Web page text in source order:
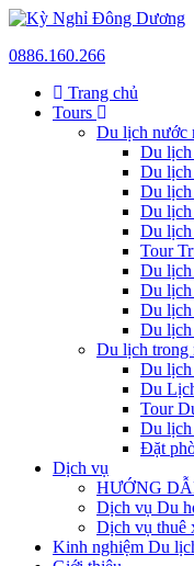
0886.160.266
Trang chủ
Tours
Du lịch nước
Du lịch
Du
Du lịch
Du
Du
Tour
Du
Du lịch
Du
Du lịch
Du lịch trong
Du
Du
Tour
Du
Đặt
Dịch vụ
HƯỚNG
Dịch vụ Du
Dịch vụ thuê
Kinh nghiệm Du